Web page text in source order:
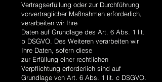
Vertragserfüllung oder zur Durchführung
vorvertraglicher Maßnahmen erforderlich,
verarbeiten wir Ihre
Daten auf Grundlage des Art. 6 Abs. 1 lit.
b DSGVO. Des Weiteren verarbeiten wir
Ihre Daten, sofern diese
zur Erfüllung einer rechtlichen
Verpflichtung erforderlich sind auf
Grundlage von Art. 6 Abs. 1 lit. c DSGVO.